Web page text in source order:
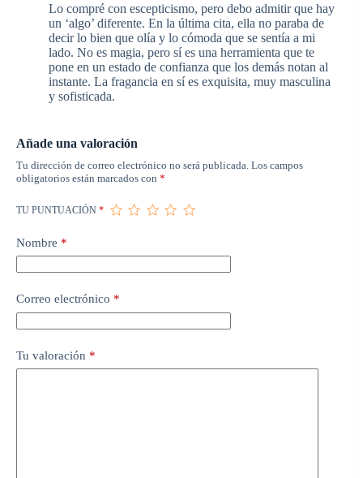
Lo compré con escepticismo, pero debo admitir que hay
un ‘algo’ diferente. En la última cita, ella no paraba de
decir lo bien que olía y lo cómoda que se sentía a mi
lado. No es magia, pero sí es una herramienta que te
pone en un estado de confianza que los demás notan al
instante. La fragancia en sí es exquisita, muy masculina
y sofisticada.
Añade una valoración
Tu dirección de correo electrónico no será publicada. Los campos
obligatorios están marcados con *
TU PUNTUACIÓN *
Nombre *
Correo electrónico *
Tu valoración *